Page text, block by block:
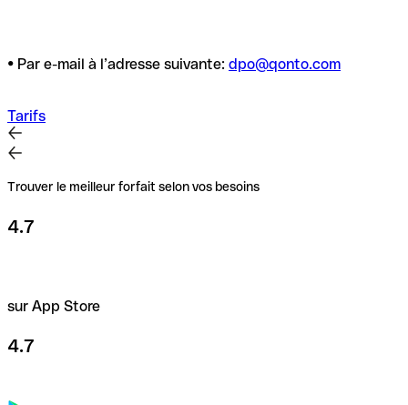
• Par e-mail à l’adresse suivante: dpo@qonto.com
Tarifs
Trouver le meilleur forfait selon vos besoins
4.7
sur App Store
4.7